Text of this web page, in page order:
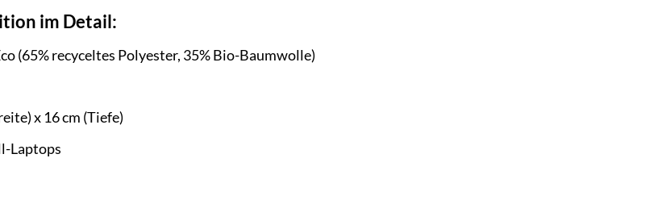
im Detail:
(65% recyceltes Polyester, 35% Bio-Baumwolle)
x 16 cm (Tiefe)
Laptops